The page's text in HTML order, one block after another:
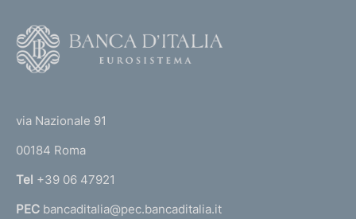
r
n
a
via Nazionale 91
00184 Roma
Tel +39 06 47921
PEC bancaditalia@pec.bancaditalia.it